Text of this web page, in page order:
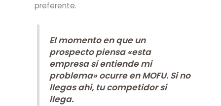
preferente.
El momento en que un
prospecto piensa «esta
empresa sí entiende mi
problema» ocurre en MOFU. Si no
llegas ahí, tu competidor sí
llega.